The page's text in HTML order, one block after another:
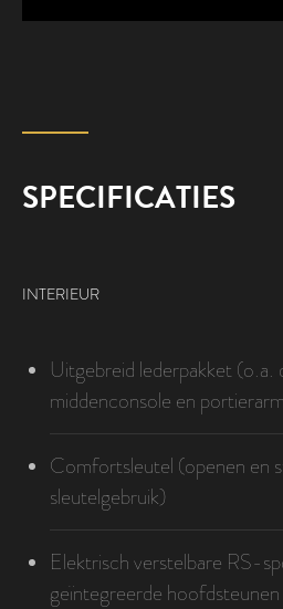
SPECIFICATIES
INTERIEUR
Uitgebreid lederpakket (o.a.
middenconsole en
Comfortsleutel (openen en
sleutelgebruik)
Elektrisch verstelbare RS-
geïntegreerde hoofdsteunen